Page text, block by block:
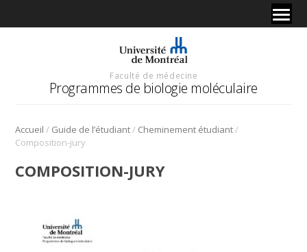
Faculté de médecine
Programmes de biologie moléculaire
Accueil / Guide de l’étudiant/ Cheminement étudiant/
Composition-jury
COMPOSITION-JURY